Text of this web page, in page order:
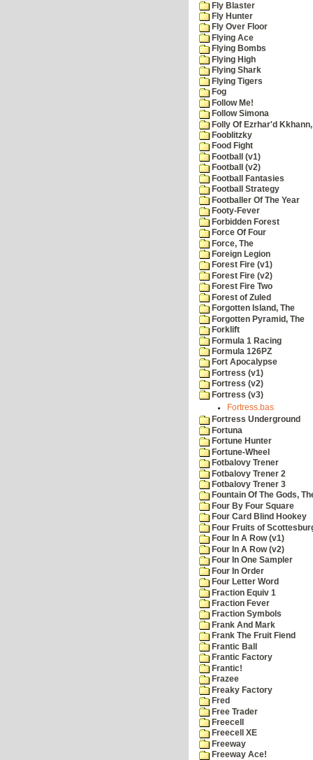
Fly Blaster
Fly Hunter
Fly Over Floor
Flying Ace
Flying Bombs
Flying High
Flying Shark
Flying Tigers
Fog
Follow Me!
Follow Simona
Folly Of Ezrhar'd
Fooblitzky
Food Fight
Football (v1)
Football (v2)
Football Fantasies
Football Strategy
Footballer Of The Year
Footy-Fever
Forbidden Forest
Force Of Four
Force, The
Foreign Legion
Forest Fire (v1)
Forest Fire (v2)
Forest Fire Two
Forest of Zuled
Forgotten Island, The
Forgotten Pyramid, The
Forklift
Formula 1 Racing
Formula 126PZ
Fort Apocalypse
Fortress (v1)
Fortress (v2)
Fortress (v3)
Fortress.bas
Fortress Underground
Fortuna
Fortune Hunter
Fortune-Wheel
Fotbalovy Trener
Fotbalovy Trener 2
Fotbalovy Trener 3
Fountain Of The Gods,
Four By Four Square
Four Card Blind Hookey
Four Fruits of
Four In A Row (v1)
Four In A Row (v2)
Four In One Sampler
Four In Order
Four Letter Word
Fraction Equiv 1
Fraction Fever
Fraction Symbols
Frank And Mark
Frank The Fruit Fiend
Frantic Ball
Frantic Factory
Frantic!
Frazee
Freaky Factory
Fred
Free Trader
Freecell
Freecell XE
Freeway
Freeway Ace!